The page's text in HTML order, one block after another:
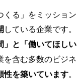
くる」をミッション
している企業です。
」と「働いてほしい
を含む多数のビジネ
性を築いています。